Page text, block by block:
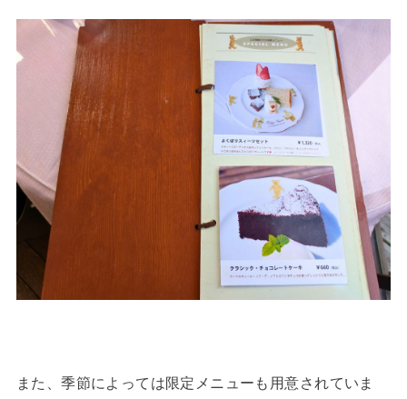
また、季節によっては限定メニューも用意されていま